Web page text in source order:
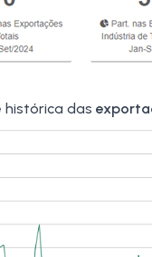
histórica das